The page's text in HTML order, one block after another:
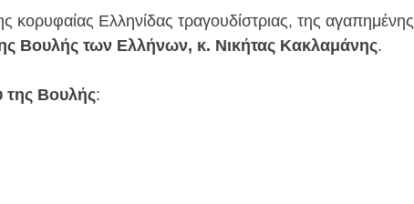
κορυφαίας Ελληνίδας τραγουδίστριας, της αγαπημένης
Βουλής των Ελλήνων, κ. Νικήτας Κακλαμάνης.
της Βουλής: